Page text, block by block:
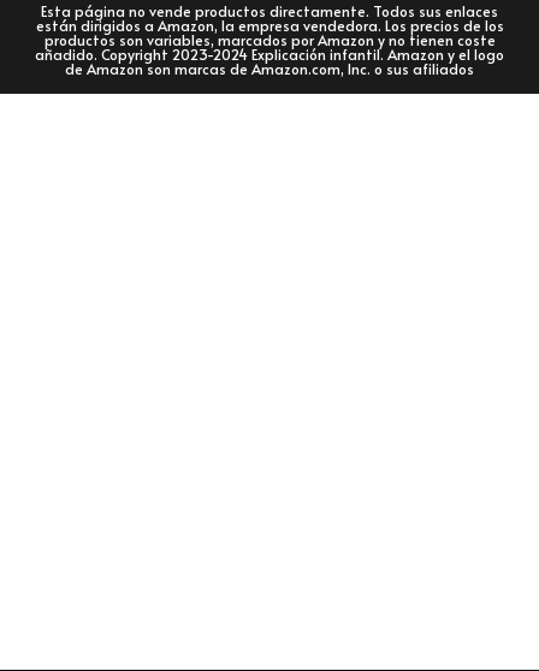
Esta página no vende productos directamente. Todos sus enlaces
están dirigidos a Amazon, la empresa vendedora. Los precios de los
productos son variables, marcados por Amazon y no tienen coste
añadido. Copyright 2023-2024 Explicación infantil. Amazon y el logo
de Amazon son marcas de Amazon.com, Inc. o sus afiliados